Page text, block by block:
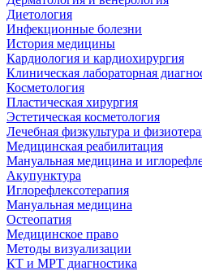
Диетология
Инфекционные болезни
История медицины
Кардиология и кардиохирургия
Клиническая лабораторная
Косметология
Пластическая хирургия
Эстетическая косметология
Лечебная физкультура и
Медицинская реабилитация
Мануальная медицина и
Акупунктура
Иглорефлексотерапия
Мануальная медицина
Остеопатия
Медицинское право
Методы визуализации
КТ и МРТ диагностика